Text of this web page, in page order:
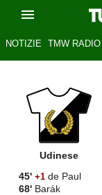
NOTIZIE TMW RADIO
Udinese
45' +1 de Paul
68' Barák